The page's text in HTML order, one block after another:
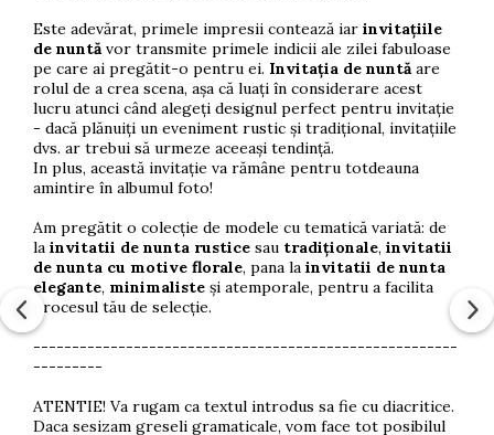
Este adevărat, primele impresii contează iar invitațiile
de nuntăvor transmite primele indicii ale zilei fabuloase
pe care ai pregătit-o pentru ei. Invitația de nuntăare
rolul de a crea scena, așa că luați în considerare acest
lucru atunci când alegeți designul perfect pentru invitație
- dacă plănuiți un eveniment rustic și tradițional, invitațiile
dvs. ar trebui să urmeze aceeași tendință.
In plus, această invitație va rămâne pentru totdeauna
amintire în albumul foto!
Am pregătit o colecție de modele cu tematică variată: de
la invitatii de nunta rustice sau tradiționale, invitatii
de nunta cu motive florale, pana la invitatii de nunta
elegante, minimaliste și atemporale, pentru a facilita
procesul tău de selecție.
-------------------------------------------------------
---------
ATENTIE! Va rugam ca textul introdus sa fie cu diacritice.
Daca sesizam greseli gramaticale, vom face tot posibilul